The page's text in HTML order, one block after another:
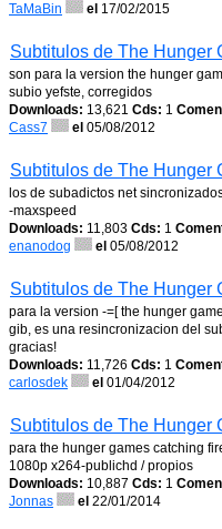
TaMaBin
el 17/02/2015
Subtitulos de The Hunger
son para la version the hunger
subio yefste, corregidos
Downloads: 13,621 Cds: 1
Cass7
el 05/08/2012
Subtitulos de The Hunger
los de subadictos net
-maxspeed
Downloads: 11,803 Cds: 1
enanodog
el 05/08/2012
Subtitulos de The Hunger
para la version -=[ the hunger
gib, es una resincronizacion del
gracias!
Downloads: 11,726 Cds: 1
carlosdek
el 01/04/2012
Subtitulos de The Hunger
para the hunger games catching
1080p x264-publichd / propios
Downloads: 10,887 Cds: 1
Jonnas
el 22/01/2014